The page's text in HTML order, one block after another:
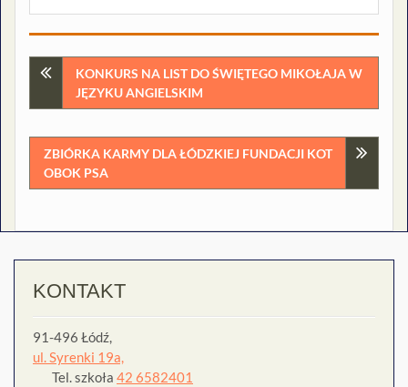
Nawigacja
wpisu
KONKURS NA LIST DO ŚWIĘTEGO MIKOŁAJA W
JĘZYKU ANGIELSKIM
ZBIÓRKA KARMY DLA ŁÓDZKIEJ FUNDACJI KOT
OBOK PSA
KONTAKT
91-496 Łódź,
ul. Syrenki 19a,
Tel. szkoła 42 6582401